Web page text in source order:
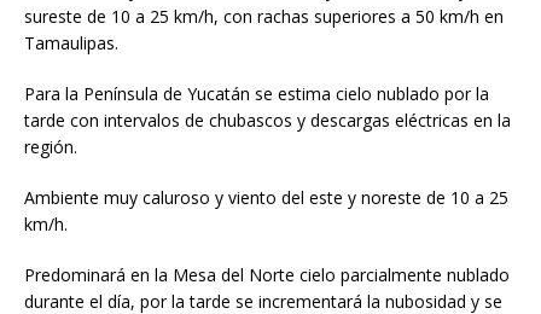
sureste de 10 a 25 km/h, con rachas superiores a 50 km/h en
Tamaulipas.
Para la Península de Yucatán se estima cielo nublado por la
tarde con intervalos de chubascos y descargas eléctricas en la
región.
Ambiente muy caluroso y viento del este y noreste de 10 a 25
km/h.
Predominará en la Mesa del Norte cielo parcialmente nublado
durante el día, por la tarde se incrementará la nubosidad y se